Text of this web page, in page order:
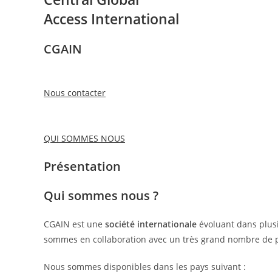
Access International
CGAIN
Nous contacter
QUI SOMMES NOUS
Présentation
Qui sommes nous ?
CGAIN est une société internationale évoluant dans
sommes en collaboration avec un très grand nombre
Nous sommes disponibles dans les pays suivant :